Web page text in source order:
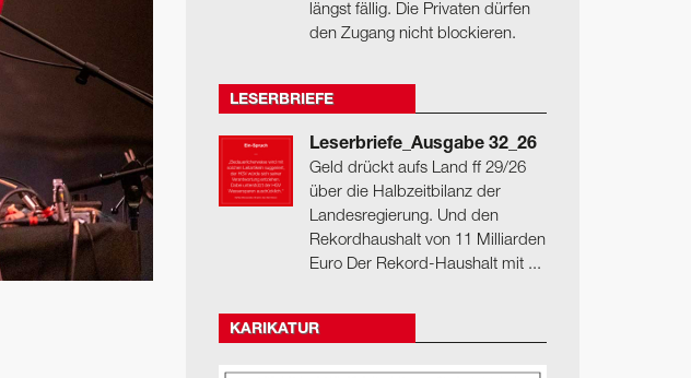
längst fällig. Die Privaten dürfen
den Zugang nicht blockieren.
LESERBRIEFE
Leserbriefe_Ausgabe 32_26
Geld drückt aufs Land ff 29/26
über die Halbzeitbilanz der
Landesregierung. Und den
Rekordhaushalt von 11 Milliarden
Euro Der Rekord-Haushalt mit ...
KARIKATUR